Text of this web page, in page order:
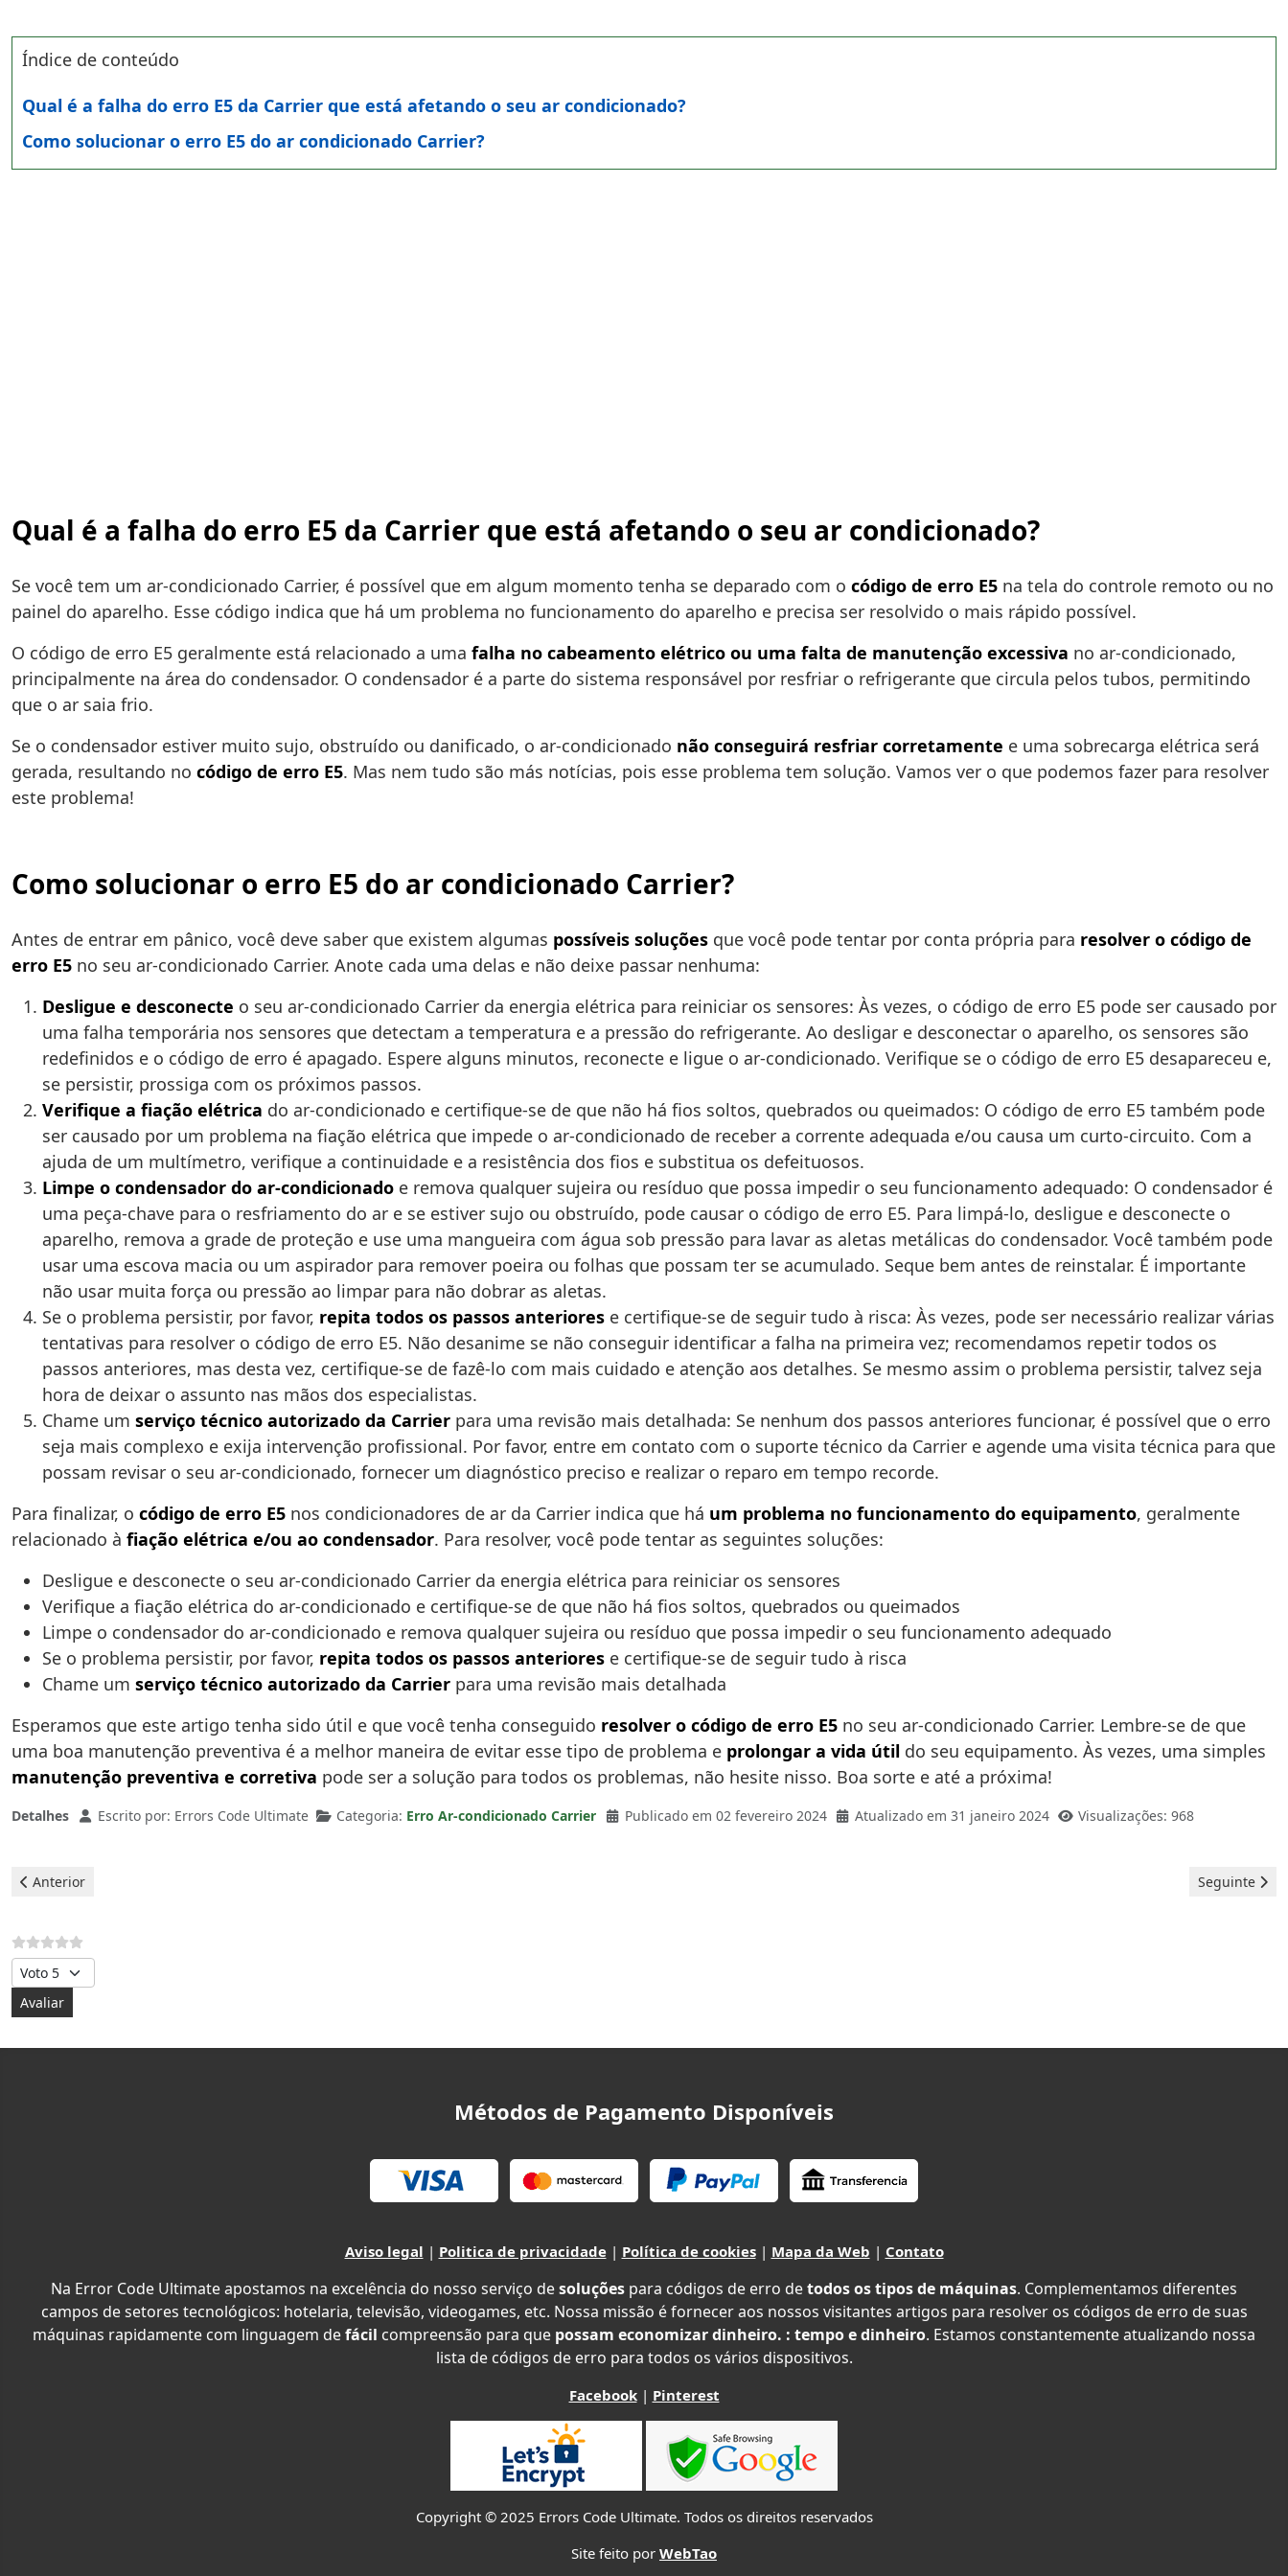
Índice de conteúdo
Qual é a falha do erro E5 da Carrier que está afetando o seu ar condicionado?
Como solucionar o erro E5 do ar condicionado Carrier?
Qual é a falha do erro E5 da Carrier que está afetando o seu ar condicionado?
Se você tem um ar-condicionado Carrier, é possível que em algum momento tenha se deparado com o código de erro E5 na tela do controle remoto ou no
painel do aparelho. Esse código indica que há um problema no funcionamento do aparelho e precisa ser resolvido o mais rápido possível.
O código de erro E5 geralmente está relacionado a uma falha no cabeamento elétrico ou uma falta de manutenção excessiva no ar-condicionado,
principalmente na área do condensador. O condensador é a parte do sistema responsável por resfriar o refrigerante que circula pelos tubos, permitindo
que o ar saia frio.
Se o condensador estiver muito sujo, obstruído ou danificado, o ar-condicionado não conseguirá resfriar corretamente e uma sobrecarga elétrica será
gerada, resultando no código de erro E5. Mas nem tudo são más notícias, pois esse problema tem solução. Vamos ver o que podemos fazer para resolver
este problema!
Como solucionar o erro E5 do ar condicionado Carrier?
Antes de entrar em pânico, você deve saber que existem algumas possíveis soluções que você pode tentar por conta própria para resolver o código de
erro E5 no seu ar-condicionado Carrier. Anote cada uma delas e não deixe passar nenhuma:
Desligue e desconecte o seu ar-condicionado Carrier da energia elétrica para reiniciar os sensores: Às vezes, o código de erro E5 pode ser causado por
uma falha temporária nos sensores que detectam a temperatura e a pressão do refrigerante. Ao desligar e desconectar o aparelho, os sensores são
redefinidos e o código de erro é apagado. Espere alguns minutos, reconecte e ligue o ar-condicionado. Verifique se o código de erro E5 desapareceu e,
se persistir, prossiga com os próximos passos.
Verifique a fiação elétrica do ar-condicionado e certifique-se de que não há fios soltos, quebrados ou queimados: O código de erro E5 também pode
ser causado por um problema na fiação elétrica que impede o ar-condicionado de receber a corrente adequada e/ou causa um curto-circuito. Com a
ajuda de um multímetro, verifique a continuidade e a resistência dos fios e substitua os defeituosos.
Limpe o condensador do ar-condicionado e remova qualquer sujeira ou resíduo que possa impedir o seu funcionamento adequado: O condensador é
uma peça-chave para o resfriamento do ar e se estiver sujo ou obstruído, pode causar o código de erro E5. Para limpá-lo, desligue e desconecte o
aparelho, remova a grade de proteção e use uma mangueira com água sob pressão para lavar as aletas metálicas do condensador. Você também pode
usar uma escova macia ou um aspirador para remover poeira ou folhas que possam ter se acumulado. Seque bem antes de reinstalar. É importante
não usar muita força ou pressão ao limpar para não dobrar as aletas.
Se o problema persistir, por favor, repita todos os passos anteriores e certifique-se de seguir tudo à risca: Às vezes, pode ser necessário realizar várias
tentativas para resolver o código de erro E5. Não desanime se não conseguir identificar a falha na primeira vez; recomendamos repetir todos os
passos anteriores, mas desta vez, certifique-se de fazê-lo com mais cuidado e atenção aos detalhes. Se mesmo assim o problema persistir, talvez seja
hora de deixar o assunto nas mãos dos especialistas.
Chame um serviço técnico autorizado da Carrier para uma revisão mais detalhada: Se nenhum dos passos anteriores funcionar, é possível que o erro
seja mais complexo e exija intervenção profissional. Por favor, entre em contato com o suporte técnico da Carrier e agende uma visita técnica para que
possam revisar o seu ar-condicionado, fornecer um diagnóstico preciso e realizar o reparo em tempo recorde.
Para finalizar, o código de erro E5 nos condicionadores de ar da Carrier indica que há um problema no funcionamento do equipamento, geralmente
relacionado à fiação elétrica e/ou ao condensador. Para resolver, você pode tentar as seguintes soluções:
Desligue e desconecte o seu ar-condicionado Carrier da energia elétrica para reiniciar os sensores
Verifique a fiação elétrica do ar-condicionado e certifique-se de que não há fios soltos, quebrados ou queimados
Limpe o condensador do ar-condicionado e remova qualquer sujeira ou resíduo que possa impedir o seu funcionamento adequado
Se o problema persistir, por favor, repita todos os passos anteriores e certifique-se de seguir tudo à risca
Chame um serviço técnico autorizado da Carrier para uma revisão mais detalhada
Esperamos que este artigo tenha sido útil e que você tenha conseguido resolver o código de erro E5 no seu ar-condicionado Carrier. Lembre-se de que
uma boa manutenção preventiva é a melhor maneira de evitar esse tipo de problema e prolongar a vida útil do seu equipamento. Às vezes, uma simples
manutenção preventiva e corretiva pode ser a solução para todos os problemas, não hesite nisso. Boa sorte e até a próxima!
Detalhes Escrito por: Errors Code Ultimate Categoria: Erro Ar-condicionado Carrier Publicado em 02 fevereiro 2024 Atualizado em 31 janeiro 2024 Visualizações: 968
Artigo anterior: Carrier Ar condicionado - erro EF
Anterior Artigo
Seguinte
Avalie, por favor
Métodos de Pagamento Disponíveis
Aviso legal | Politica de privacidade| Política de cookies| Mapa da Web | Contato
Na Error Code Ultimate apostamos na excelência do nosso serviço desoluções para códigos de erro detodos os tipos de máquinas. Complementamos diferentes
campos de setores tecnológicos: hotelaria, televisão, videogames, etc. Nossa missão é fornecer aos nossos visitantes artigos para resolver os códigos de erro de suas
máquinas rapidamente com linguagem defácil compreensão para que possam economizar dinheiro. : tempo e dinheiro. Estamos constantemente atualizando nossa
lista de códigos de erro para todos os vários dispositivos.
Facebook| Pinterest
Copyright © 2025 Errors Code Ultimate. Todos os direitos reservados
Site feito por WebTao